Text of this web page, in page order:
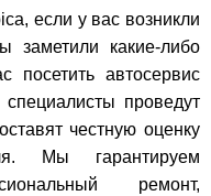
если у вас возникли
заметили какие-либо
посетить автосервис
проведут
честную оценку
Мы гарантируем
ремонт,